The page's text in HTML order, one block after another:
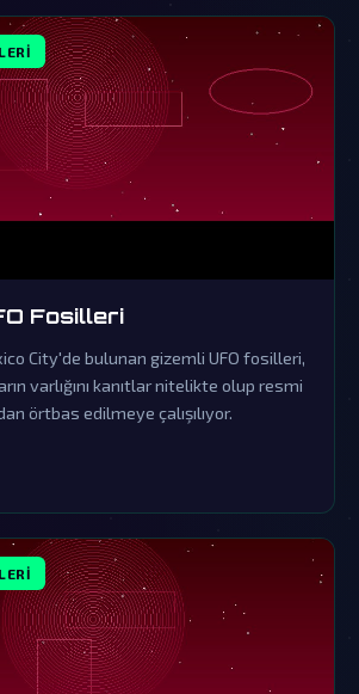
Fosilleri
City'de bulunan gizemli UFO fosilleri,
varlığını kanıtlar nitelikte olup resmi
örtbas edilmeye çalışılıyor.